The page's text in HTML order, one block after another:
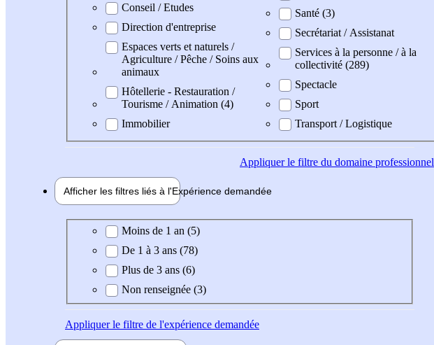
Conseil / Etudes
Direction d'entreprise
Espaces verts et naturels /
Agriculture / Pêche / Soins aux
animaux
Hôtellerie - Restauration /
Tourisme / Animation (4)
Immobilier
Santé (3)
Secrétariat / Assistanat
Services à la personne / à la
collectivité (289)
Spectacle
Sport
Transport / Logistique
Appliquerle filtre du domaine professionnel
Afficher les filtres liés à l'Expérience demandée
Expérience demandée
Moins de 1 an (5)
De 1 à 3 ans (78)
Plus de 3 ans (6)
Non renseignée (3)
Appliquerle filtre de l'expérience demandée